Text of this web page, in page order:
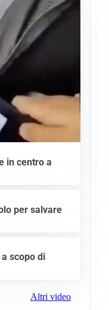
in centro a
per salvare
scopo di
Altri video